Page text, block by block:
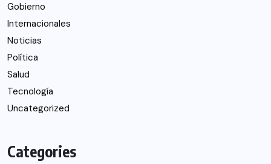
Gobierno
Internacionales
Noticias
Política
Salud
Tecnología
Uncategorized
Categories